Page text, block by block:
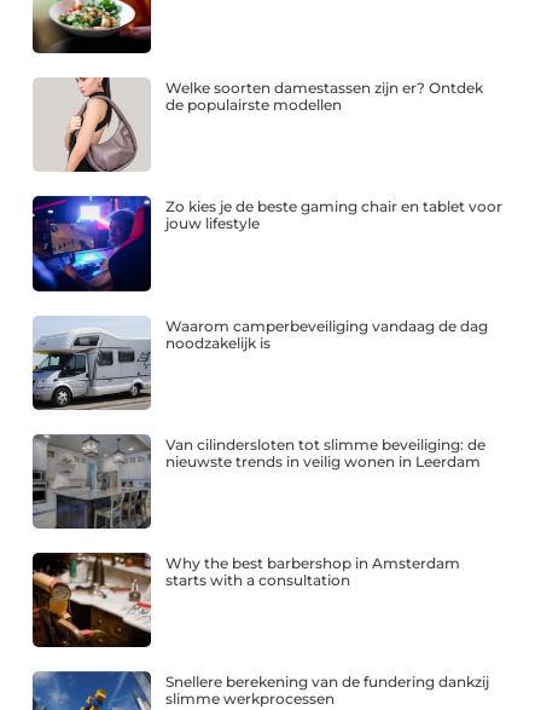
Welke soorten damestassen zijn er? Ontdek
de populairste modellen
Zo kies je de beste gaming chair en tablet voor
jouw lifestyle
Waarom camperbeveiliging vandaag de dag
noodzakelijk is
Van cilindersloten tot slimme beveiliging: de
nieuwste trends in veilig wonen in Leerdam
Why the best barbershop in Amsterdam
starts with a consultation
Snellere berekening van de fundering dankzij
slimme werkprocessen